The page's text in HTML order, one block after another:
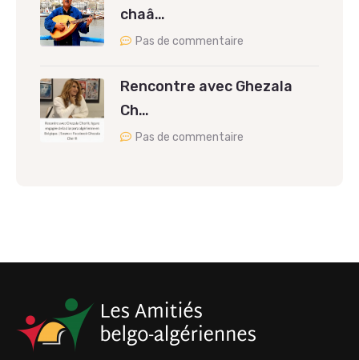
chaâ…
Pas de commentaire
Rencontre avec Ghezala
Ch…
Pas de commentaire